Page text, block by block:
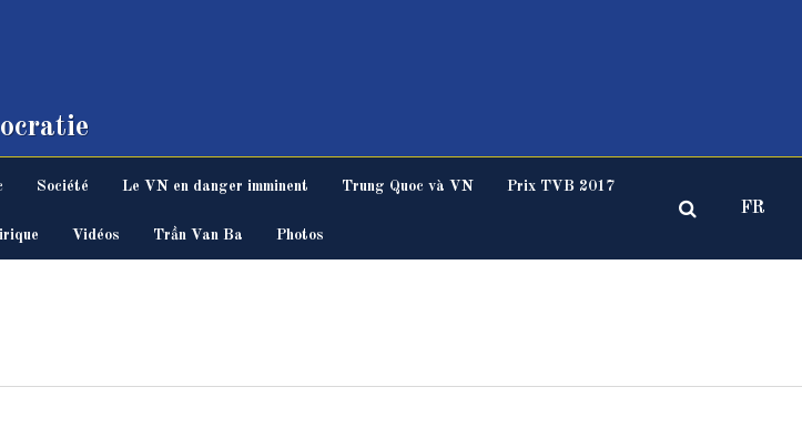
Société Le VN en danger imminent Trung Quoc và VN Prix TVB 2017
Vidéos Trần Van Ba Photos
FR